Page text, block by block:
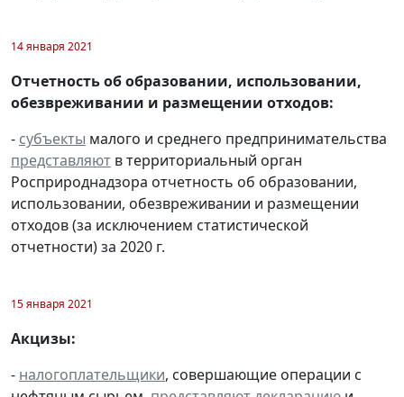
14 января 2021
Отчетность об образовании, использовании,
обезвреживании и размещении отходов:
- субъекты малого и среднего предпринимательства
представляют в территориальный орган
Росприроднадзора отчетность об образовании,
использовании, обезвреживании и размещении
отходов (за исключением статистической
отчетности) за 2020 г.
15 января 2021
Акцизы:
- налогоплательщики, совершающие операции с